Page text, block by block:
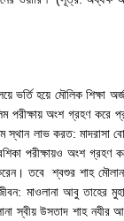
ভর্তি হয়ে মৌলিক শিক্ষা
পরীক্ষায় অংশ গ্রহণ
স্থান লাভ করত: মাদরাসা
পরীক্ষায়ও অংশ গ্রহণ
তবে শ্বশুর শাহ
মাওলানা আবু তাহের
স্বীয় উসতাদ শাহ নযীর